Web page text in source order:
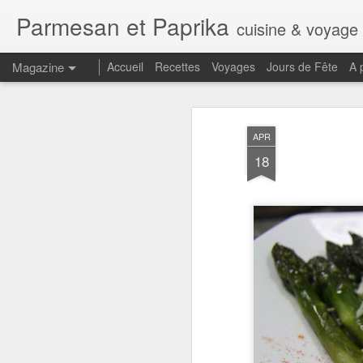
APR
18
Parmesan et Paprika cuisine & voyage
Magazine Accueil Recettes Voyages Jours de Fête A